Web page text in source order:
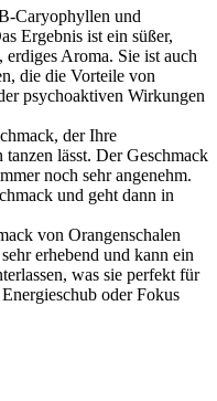
Caryophyllen und
Ergebnis ist ein süßer,
Aroma. Sie ist auch
die die Vorteile von
psychoaktiven Wirkungen
der Ihre
lässt. Der Geschmack
noch sehr angenehm.
und geht dann in
von Orangenschalen
erhebend und kann ein
was sie perfekt für
oder Fokus